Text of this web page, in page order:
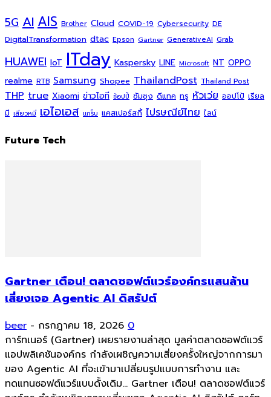
5G AI AIS Brother Cloud COVID-19 Cybersecurity DE
DigitalTransformation dtac Epson Gartner GenerativeAI Grab
HUAWEI IoT ITday Kaspersky LINE Microsoft NT OPPO
realme RTB Samsung Shopee ThailandPost Thailand Post
THP true Xiaomi ข่าวไอที ช้อปปี้ ซัมซุง ดีแทค ทรู หัวเว่ย ออปโป้ เรียล
มี เสียวหมี่ เอไอเอส แกร็บ แคสเปอร์สกี้ ไปรษณีย์ไทย ไลน์
Future Tech
Gartner เตือน! ตลาดซอฟต์แวร์องค์กรแสนล้าน
เสี่ยงเจอ Agentic AI ดิสรัปต์
beer - กรกฎาคม 18, 2026 0
การ์ทเนอร์ (Gartner) เผยรายงานล่าสุด มูลค่าตลาดซอฟต์แวร์
แอปพลิเคชันองค์กร กำลังเผชิญความเสี่ยงครั้งใหญ่จากการมา
ของ Agentic AI ที่จะเข้ามาเปลี่ยนรูปแบบการทำงาน และ
ทดแทนซอฟต์แวร์แบบดั้งเดิม... Gartner เตือน! ตลาดซอฟต์แวร์